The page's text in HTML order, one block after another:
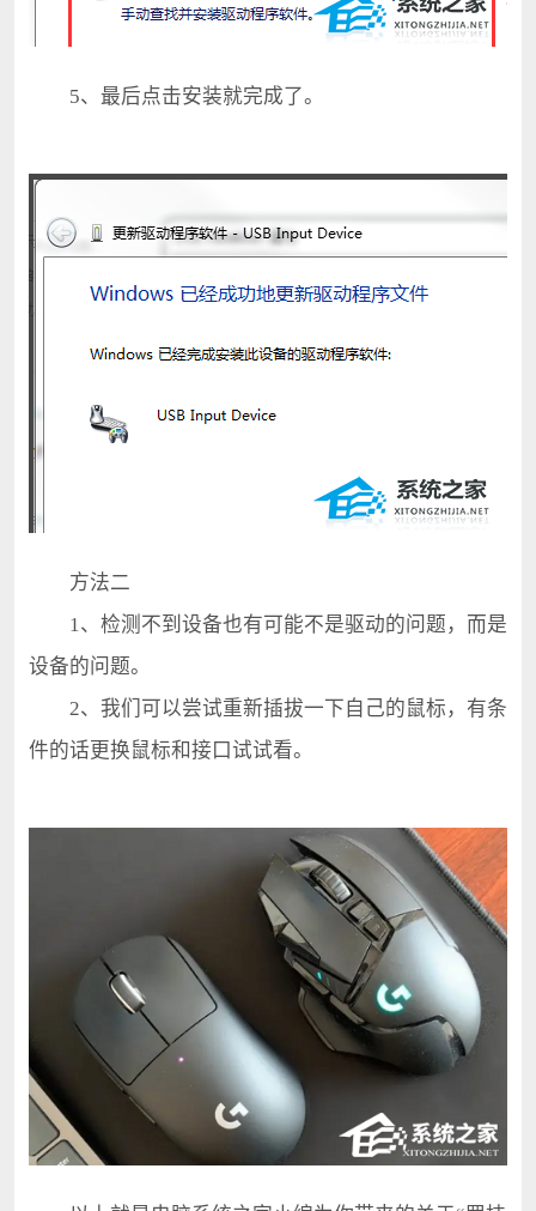
5、最后点击安装就完成了。
方法二
1、检测不到设备也有可能不是驱动的问题，而是
设备的问题。
2、我们可以尝试重新插拔一下自己的鼠标，有条
件的话更换鼠标和接口试试看。